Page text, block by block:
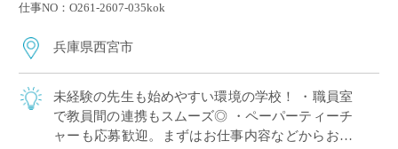
仕事NO：O261-2607-035kok
兵庫県西宮市
未経験の先生も始めやすい環境の学校！ ・職員室
で教員間の連携もスムーズ◎ ・ペーパーティーチ
ャーも応募歓迎。まずはお仕事内容などからお伝